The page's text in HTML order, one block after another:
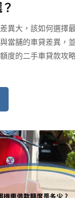
異大，該如何選擇
當舖的車貸差異，
度的二手車貸款攻